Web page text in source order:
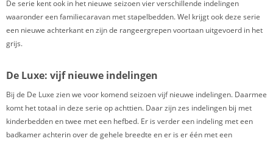
De serie kent ook in het nieuwe seizoen vier verschillende indelingen
waaronder een familiecaravan met stapelbedden. Wel krijgt ook deze serie
een nieuwe achterkant en zijn de rangeergrepen voortaan uitgevoerd in het
grijs.
De Luxe: vijf nieuwe indelingen
Bij de De Luxe zien we voor komend seizoen vijf nieuwe indelingen. Daarmee
komt het totaal in deze serie op achttien. Daar zijn zes indelingen bij met
kinderbedden en twee met een hefbed. Er is verder een indeling met een
badkamer achterin over de gehele breedte en er is er één met een